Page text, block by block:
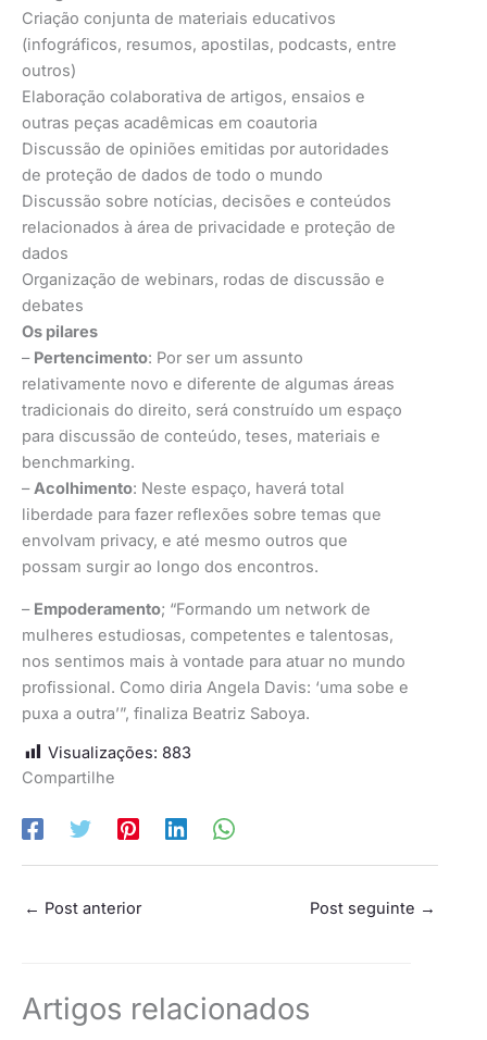
Criação conjunta de materiais educativos
(infográficos, resumos, apostilas, podcasts, entre
outros)
Elaboração colaborativa de artigos, ensaios e
outras peças acadêmicas em coautoria
Discussão de opiniões emitidas por autoridades
de proteção de dados de todo o mundo
Discussão sobre notícias, decisões e conteúdos
relacionados à área de privacidade e proteção de
dados
Organização de webinars, rodas de discussão e
debates
Os pilares
– Pertencimento: Por ser um assunto
relativamente novo e diferente de algumas áreas
tradicionais do direito, será construído um espaço
para discussão de conteúdo, teses, materiais e
benchmarking.
–Acolhimento: Neste espaço, haverá total
liberdade para fazer reflexões sobre temas que
envolvam privacy, e até mesmo outros que
possam surgir ao longo dos encontros.
– Empoderamento; “Formando um network de
mulheres estudiosas, competentes e talentosas,
nos sentimos mais à vontade para atuar no mundo
profissional. Como diria Angela Davis: ‘uma sobe e
puxa a outra’”, finaliza Beatriz Saboya.
Visualizações: 883
Compartilhe
← Post anterior Post seguinte →
Artigos relacionados